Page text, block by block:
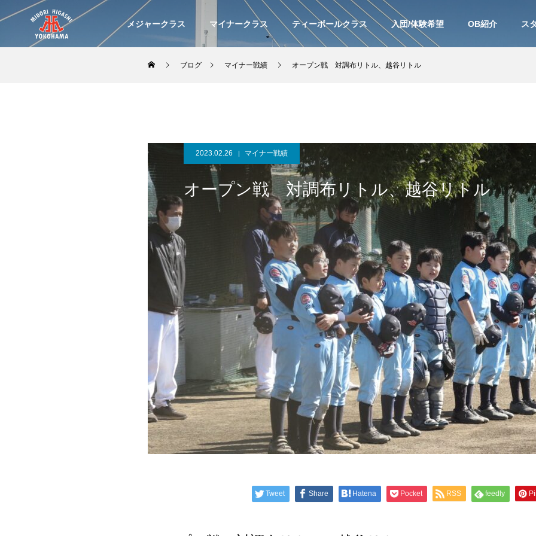
メジャークラス マイナークラス ティーボールクラス 入団/体験希望 OB紹介 ス
ブログ マイナー戦績 オープン戦 対調布リトル、越谷リトル
2023.02.26 マイナー戦績
オープン戦 対調布リトル、越谷リトル
Tweet Share Hatena Pocket RSS feedly